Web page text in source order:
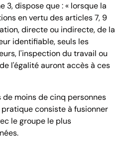
3, dispose que : « lorsque la
en vertu des articles 7, 9
directe ou indirecte, de la
identifiable, seuls les
l'inspection du travail ou
l'égalité auront accès à ces
moins de cinq personnes
consiste à fusionner
le groupe le plus